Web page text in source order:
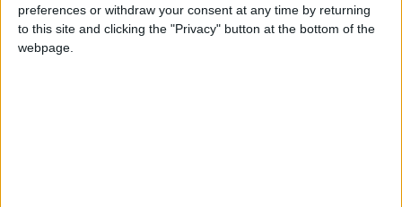
preferences or withdraw your consent at any time by returning
to this site and clicking the "Privacy" button at the bottom of the
webpage.